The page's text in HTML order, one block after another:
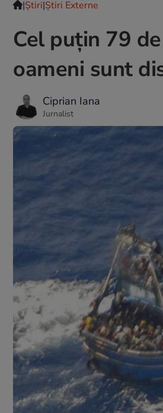
|Ştiri|Știri Externe
Cel puțin 79
oameni sunt
Ciprian Iana
Jurnalist